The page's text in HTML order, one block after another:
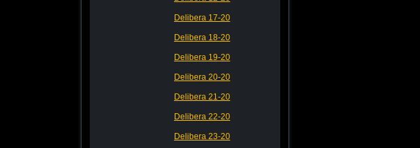
Delibera 17-20
Delibera 18-20
Delibera 19-20
Delibera 20-20
Delibera 21-20
Delibera 22-20
Delibera 23-20